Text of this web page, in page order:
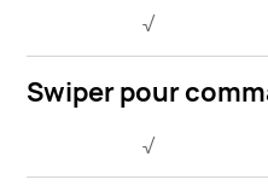
√
Swiper pour
√